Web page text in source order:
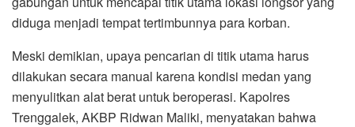
diduga menjadi tempat tertimbunnya para korban.
Meski demikian, upaya pencarian di titik utama harus
dilakukan secara manual karena kondisi medan yang
menyulitkan alat berat untuk beroperasi. Kapolres
Trenggalek, AKBP Ridwan Maliki, menyatakan bahwa